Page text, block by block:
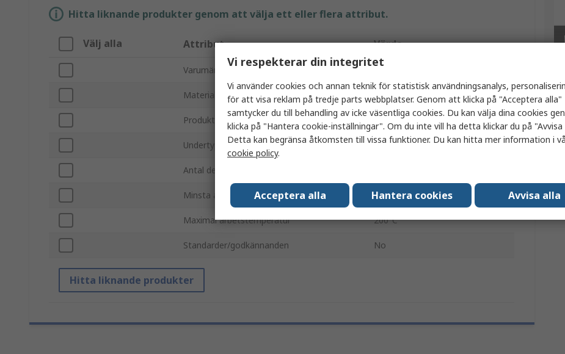
Hitta liknande produkter genom att välja ett eller flera attribut.
Välj alla Attribut Värde
Varumärke
Material Viton
Produkttyp O-rings-kit
Undertyp Imperial O-ringssats
Antal delar
Minsta arbetsstemperatur 30°C
Maximal arbetstemperatur 200°C
Standarder/godkännanden No
Hitta liknande produkter
Vi respekterar din integritet
Vi använder cookies och annan teknik för statistisk användningsanalys,
för att visa reklam på tredje parts webbplatser. Genom att klicka på "Acceptera alla"
samtycker du till behandling av icke väsentliga cookies. Du kan välja dina cookies
klicka på "Hantera cookie-inställningar". Om du inte vill ha detta klickar du på "Avvisa
Detta kan begränsa åtkomsten till vissa funktioner. Du kan hitta mer information i
cookie policy.
Acceptera alla Hantera cookies Avvisa alla